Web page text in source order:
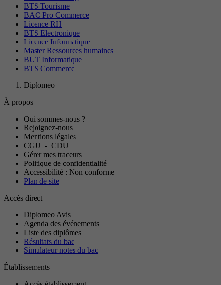
BTS Tourisme
BAC Pro Commerce
Licence RH
BTS Electronique
Licence Informatique
Master Ressources humaines
BUT Informatique
BTS Commerce
Diplomeo
À propos
Qui sommes-nous ?
Rejoignez-nous
Mentions légales
CGU - CDU
Gérer mes traceurs
Politique de confidentialité
Accessibilité : Non conforme
Plan de site
Accès direct
Diplomeo Avis
Agenda des événements
Liste des diplômes
Résultats du bac
Simulateur notes du bac
Établissements